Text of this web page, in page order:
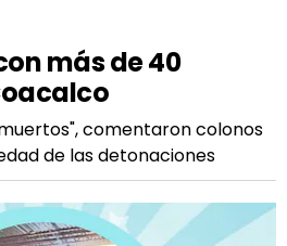
más de 40
comentaron colonos
de las detonaciones